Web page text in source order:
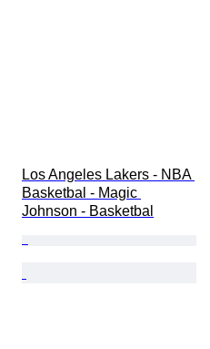
Los Angeles Lakers - NBA
Basketbal - Magic
Johnson - Basketbal